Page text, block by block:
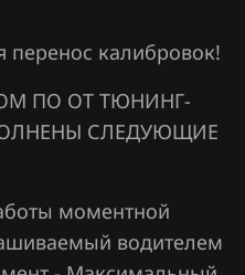
калибровок!
ПО ОТ ТЮНИНГ-
СЛЕДУЮЩИЕ
моментной
водителем